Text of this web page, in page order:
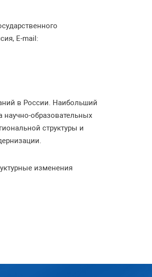
E-mail:
в России. Наибольший
образовательных
структуры и
изменения